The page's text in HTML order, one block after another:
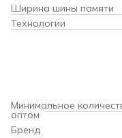
Ширина шины памяти
Технологии
Минимальное
оптом
Бренд